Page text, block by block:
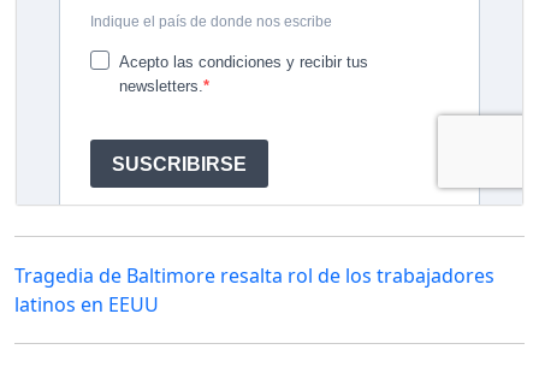
Tragedia de Baltimore resalta rol de los trabajadores
latinos en EEUU